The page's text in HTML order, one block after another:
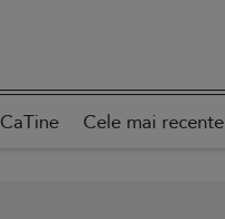
CaTine Cele mai recente